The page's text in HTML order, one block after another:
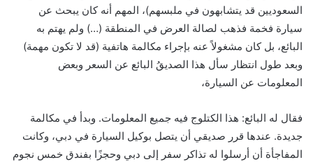
السعوديين قد يتشابهون في ملبسهم)، المهم أنه كان يبحث عن
سيارة فخمة فذهب لصالة العرض في المنطقة (…) ولم يهتم به
البائع، بل كان مشغولاً عنه بإجراء مكالمة هاتفية (قد لا تكون مهمة)
وبعد طول انتظار سأل هذا الصديقُ البائع عن السعر وبعض
المعلومات عن السيارة،
فقال له البائع: هذا الكتلوج فيه جميع المعلومات. وبدأ في مكالمة
جديدة. عندها قرر صديقي أن يتصل بوكيل السيارة في دبي، وكانت
المفاجأة أن أرسلوا له تذاكر سفر إلى دبي وحجزًا بفندق خمس نجوم